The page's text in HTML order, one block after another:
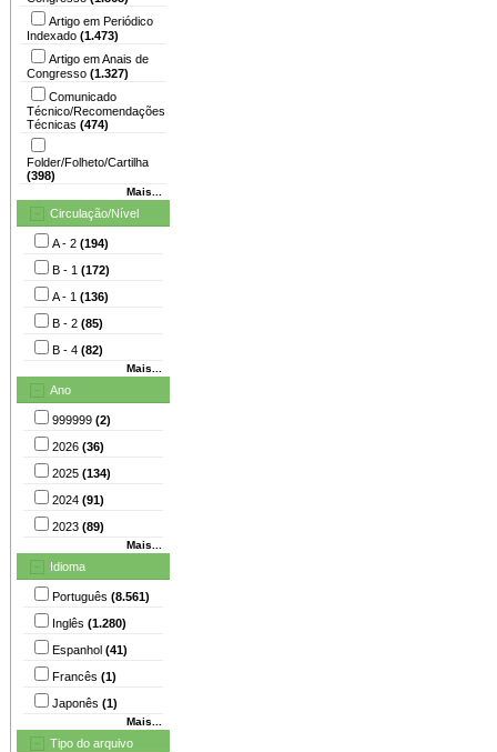
Artigo em Periódico
Indexado (1.473)
Artigo em Anais de
Congresso (1.327)
Comunicado
Técnico/Recomendações
Técnicas (474)
Folder/Folheto/Cartilha
(398)
Mais...
Circulação/Nível
A - 2 (194)
B - 1 (172)
A - 1 (136)
B - 2 (85)
B - 4 (82)
Mais...
Ano
999999 (2)
2026 (36)
2025 (134)
2024 (91)
2023 (89)
Mais...
Idioma
Português (8.561)
Inglês (1.280)
Espanhol (41)
Francês (1)
Japonês (1)
Mais...
Tipo do arquivo